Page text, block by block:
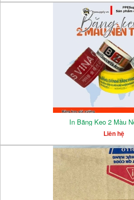
In Băng Keo 2 Màu
Liên hệ